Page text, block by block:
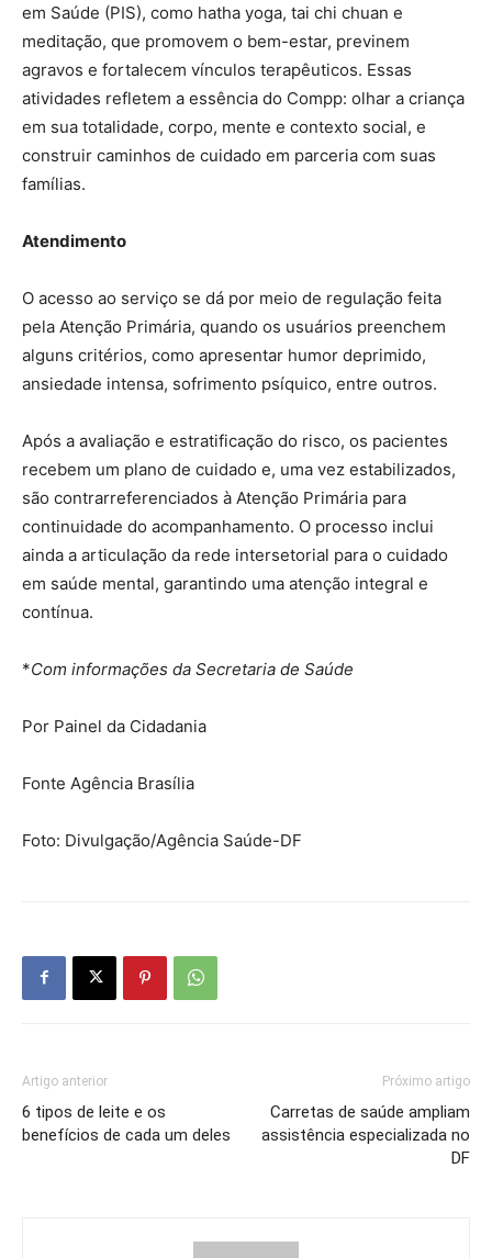
em Saúde (PIS), como hatha yoga, tai chi chuan e
meditação, que promovem o bem-estar, previnem
agravos e fortalecem vínculos terapêuticos. Essas
atividades refletem a essência do Compp: olhar a criança
em sua totalidade, corpo, mente e contexto social, e
construir caminhos de cuidado em parceria com suas
famílias.
Atendimento
O acesso ao serviço se dá por meio de regulação feita
pela Atenção Primária, quando os usuários preenchem
alguns critérios, como apresentar humor deprimido,
ansiedade intensa, sofrimento psíquico, entre outros.
Após a avaliação e estratificação do risco, os pacientes
recebem um plano de cuidado e, uma vez estabilizados,
são contrarreferenciados à Atenção Primária para
continuidade do acompanhamento. O processo inclui
ainda a articulação da rede intersetorial para o cuidado
em saúde mental, garantindo uma atenção integral e
contínua.
*Com informações da Secretaria de Saúde
Por Painel da Cidadania
Fonte Agência Brasília
Foto: Divulgação/Agência Saúde-DF
Artigo anterior
6 tipos de leite e os
benefícios de cada um deles
Próximo artigo
Carretas de saúde ampliam
assistência especializada no
DF